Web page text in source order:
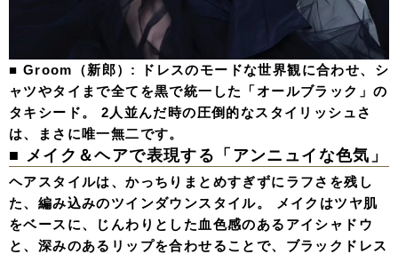
■ Groom（新郎）: ドレスのモードな世界観に合わせ、シ
ャツやタイまで全てを黒で統一した「オールブラック」の
タキシード。 2人並んだ時の圧倒的なスタイリッシュさ
は、まさに唯一無二です。
■ メイク＆ヘアで表現する「アンニュイな色気」
ヘアスタイルは、かっちりまとめすぎずにラフさを残し
た、編み込みのツインダウンスタイル。 メイクはツヤ肌
をベースに、じんわりとした血色感のあるアイシャドウ
と、深みのあるリップを合わせることで、ブラックドレス